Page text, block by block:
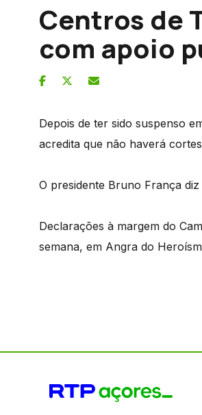
Centros de
com apoio
Depois de ter sido suspenso
acredita que não haverá
O presidente Bruno França
Declarações à margem do
semana, em Angra do